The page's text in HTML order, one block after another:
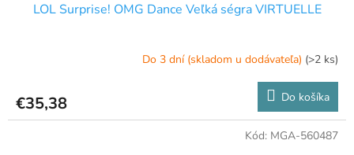
LOL Surprise! OMG Dance Veľká ségra VIRTUELLE
Do 3 dní (skladom u dodávateľa) (>2 ks)
€35,38 Do košíka
Kód: MGA-560487